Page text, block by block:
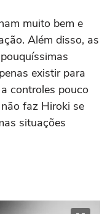
muito bem e
Além disso, as
existir para
controles pouco
faz Hiroki se
situações